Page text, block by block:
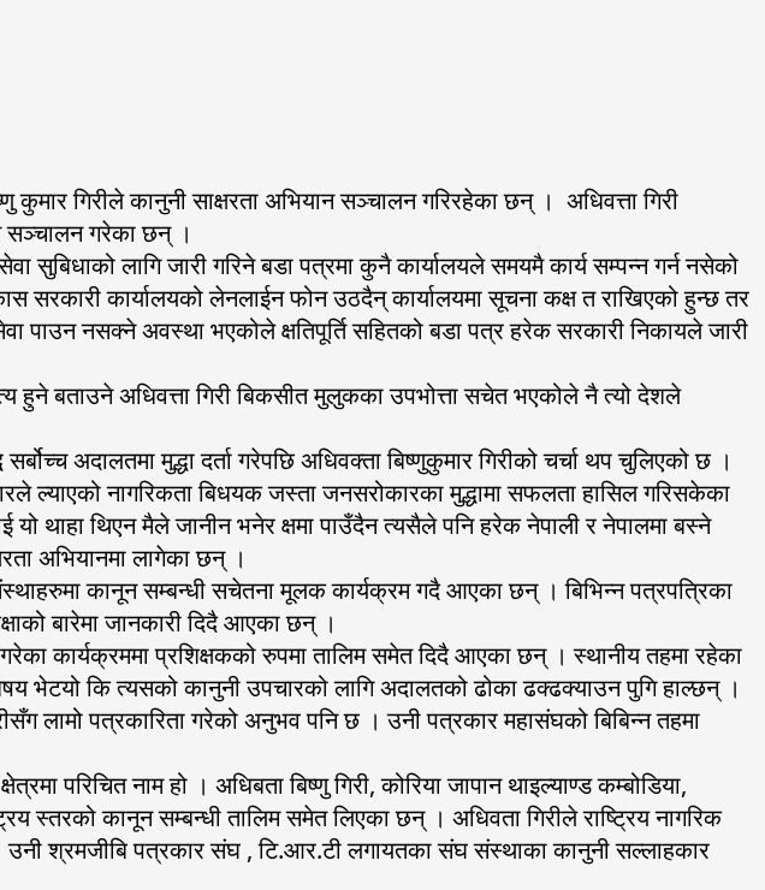
कुमार गिरीले कानुनी साक्षरता अभियान सञ्चालन गरिरहेका छन् । अधिवत्ता गिरी
सञ्चालन गरेका छन् ।
सुबिधाको लागि जारी गरिने बडा पत्रमा कुनै कार्यालयले समयमै कार्य सम्पन्न गर्न नसेको
सरकारी कार्यालयको लेनलाईन फोन उठदैन् कार्यालयमा सूचना कक्ष त राखिएको हुन्छ तर
पाउन नसक्ने अवस्था भएकोले क्षतिपूर्ति सहितको बडा पत्र हरेक सरकारी निकायले जारी
हुने बताउने अधिवत्ता गिरी बिकसीत मुलुकका उपभोत्ता सचेत भएकोले नै त्यो देशले
अदालतमा मुद्धा दर्ता गरेपछि अधिवक्ता बिष्णुकुमार गिरीको चर्चा थप चुलिएको छ ।
ल्याएको नागरिकता बिधयक जस्ता जनसरोकारका मुद्धामा सफलता हासिल गरिसकेका
थाहा थिएन मैले जानीन भनेर क्षमा पाउँदैन त्यसैले पनि हरेक नेपाली र नेपालमा बस्ने
अभियानमा लागेका छन् ।
कानून सम्बन्धी सचेतना मूलक कार्यक्रम गदै आएका छन् । बिभिन्न पत्रपत्रिका
बारेमा जानकारी दिदै आएका छन् ।
कार्यक्रममा प्रशिक्षकको रुपमा तालिम समेत दिदै आएका छन् । स्थानीय तहमा रहेका
भेटयो कि त्यसको कानुनी उपचारको लागि अदालतको ढोका ढक्ढक्याउन पुगि हाल्छन् ।
लामो पत्रकारिता गरेको अनुभव पनि छ । उनी पत्रकार महासंघको बिबिन्न तहमा
परिचित नाम हो । अधिबता बिष्णु गिरी, कोरिया जापान थाइल्याण्ड कम्बोडिया,
स्तरको कानून सम्बन्धी तालिम समेत लिएका छन् । अधिवता गिरीले राष्ट्रिय नागरिक
श्रमजीबि पत्रकार संघ , टि.आर.टी लगायतका संघ संस्थाका कानुनी सल्लाहकार